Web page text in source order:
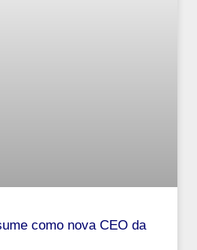
como nova CEO da